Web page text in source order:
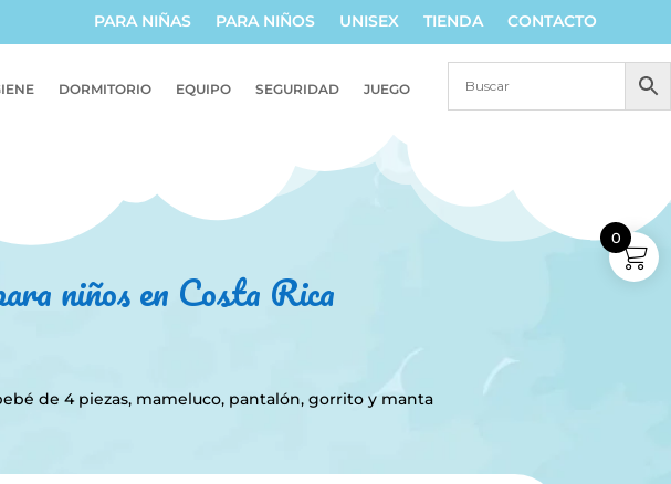
PARA NIÑAS PARA NIÑOS UNISEX TIENDA CONTACTO
DORMITORIO EQUIPO SEGURIDAD JUEGO
niños en Costa Rica
de 4 piezas, mameluco, pantalón, gorrito y manta
0